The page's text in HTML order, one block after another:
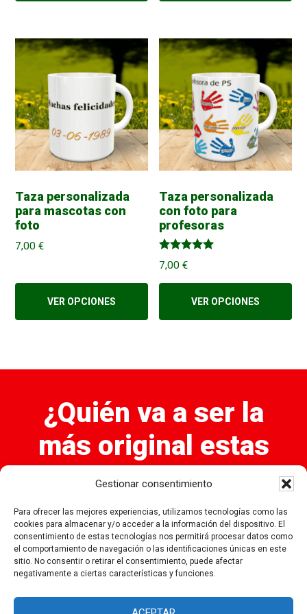
Gestionar consentimiento
Para ofrecer las mejores experiencias, utilizamos tecnologías como las
cookies para almacenar y/o acceder a la información del dispositivo. El
consentimiento de estas tecnologías nos permitirá procesar datos como
el comportamiento de navegación o las identificaciones únicas en este
sitio. No consentir o retirar el consentimiento, puede afectar
negativamente a ciertas características y funciones.
Taza personalizada
para mascotas con
foto
7,00€
VER OPCIONES
Taza personalizada
con foto para
profesoras
Valorado
con
7,00€
VER OPCIONES
¿Quién va a ser la
más original estas
navidades?
Elige ahora las Bolas de Navidad que quieres en tu
casa...
ELEGIR AHORA